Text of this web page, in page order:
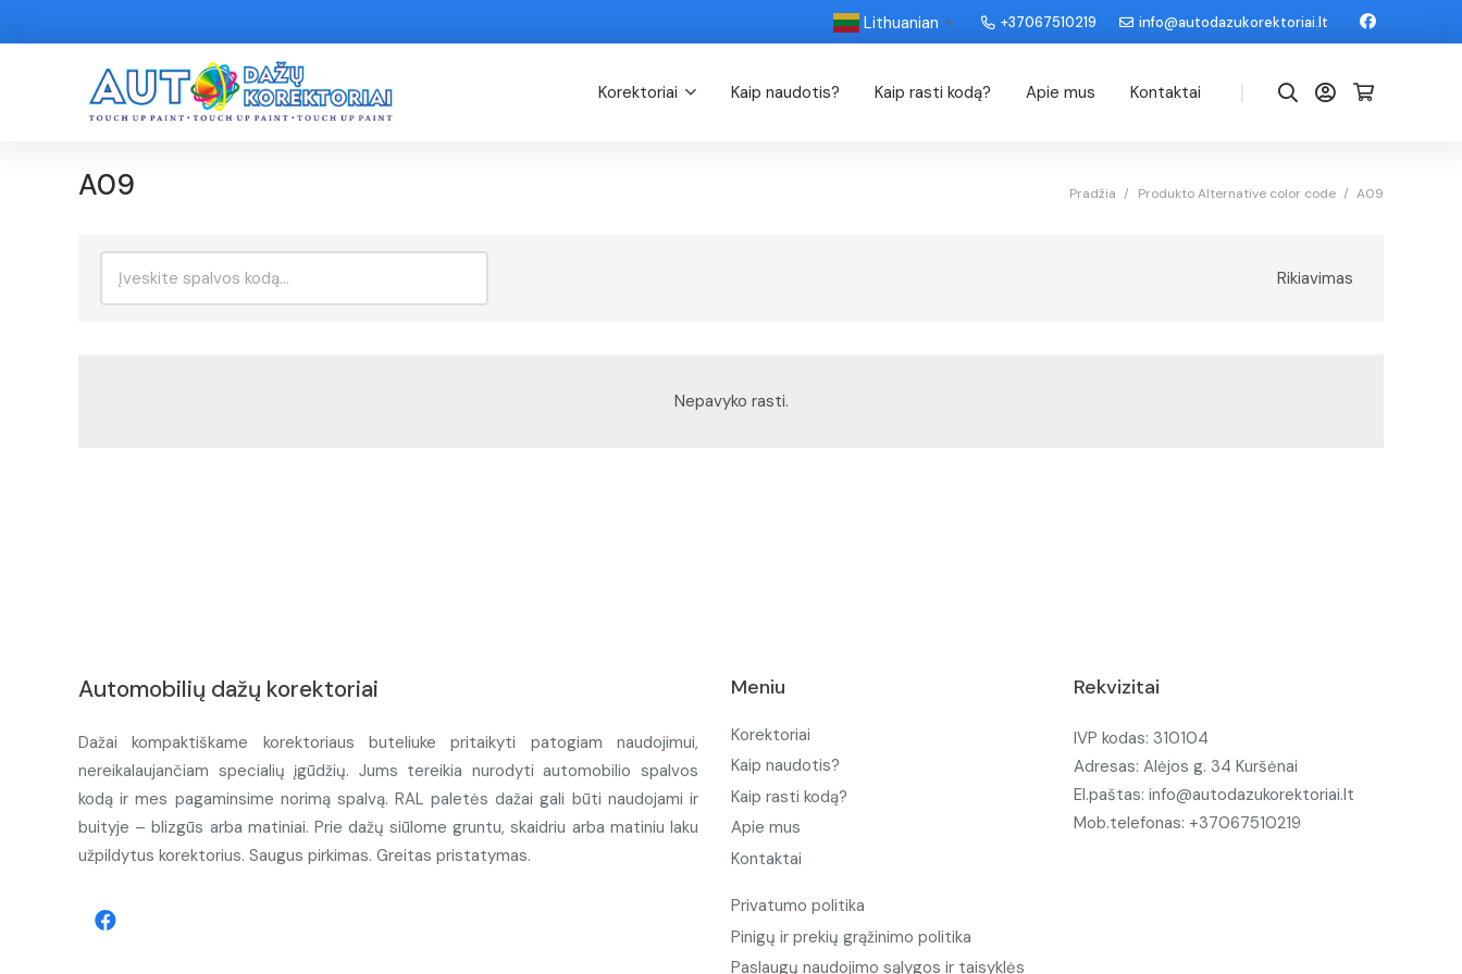
Lithuanian ▼ +37067510219 info@autodazukorektoriai.lt
Korektoriai Kaip naudotis? Kaip rasti kodą? Apie mus Kontaktai |
A09 Pradžia / Produkto Alternative color code / A09
Rikiavimas
Nepavyko rasti.
Automobilių dažų korektoriai
Dažai kompaktiškame korektoriaus buteliuke pritaikyti patogiam naudojimui,
nereikalaujančiam specialių įgūdžių. Jums tereikia nurodyti automobilio spalvos
kodą ir mes pagaminsime norimą spalvą. RAL paletės dažai gali būti naudojami ir
buityje – blizgūs arba matiniai. Prie dažų siūlome gruntu, skaidriu arba matiniu laku
užpildytus korektorius. Saugus pirkimas. Greitas pristatymas.
Meniu
Korektoriai
Kaip naudotis?
Kaip rasti kodą?
Apie mus
Kontaktai
Privatumo politika
Pinigų ir prekių grąžinimo politika
Paslaugų naudojimo sąlygos ir taisyklės
Rekvizitai
IVP kodas: 310104
Adresas: Alėjos g. 34 Kuršėnai
El.paštas: info@autodazukorektoriai.lt
Mob.telefonas: +37067510219